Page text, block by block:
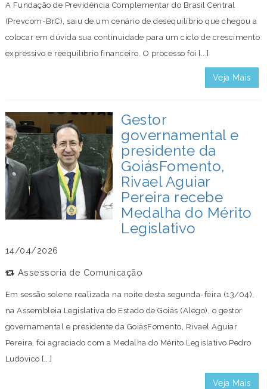
A Fundação de Previdência Complementar do Brasil Central
(Prevcom-BrC), saiu de um cenário de desequilíbrio que chegou a
colocar em dúvida sua continuidade para um ciclo de crescimento
expressivo e reequilíbrio financeiro. O processo foi [...]
Veja Mais
Gestor
governamental e
presidente da
GoiásFomento,
Rivael Aguiar
Pereira recebe
Medalha do Mérito
Legislativo
14/04/2026
Assessoria de Comunicação
Em sessão solene realizada na noite desta segunda-feira (13/04),
na Assembleia Legislativa do Estado de Goiás (Alego), o gestor
governamental e presidente da GoiásFomento, Rivael Aguiar
Pereira, foi agraciado com a Medalha do Mérito Legislativo Pedro
Ludovico [...]
Veja Mais